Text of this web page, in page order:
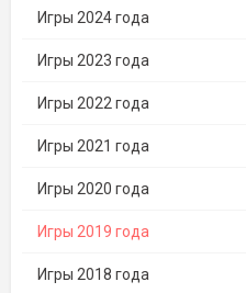
Игры 2024 года
Игры 2023 года
Игры 2022 года
Игры 2021 года
Игры 2020 года
Игры 2019 года
Игры 2018 года